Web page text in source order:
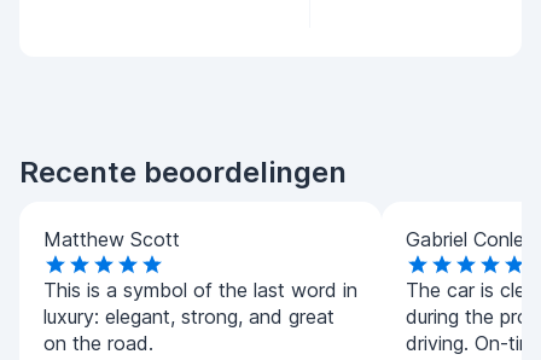
Recente beoordelingen
Matthew Scott
This is a symbol of the last word in
luxury: elegant, strong, and great
on the road.
Gabriel Conley
The car is
during the
driving. On-